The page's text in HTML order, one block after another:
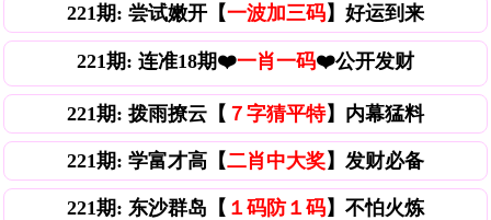
221期: 尝试嫩开【一波加三码】好运到来
221期: 连准18期❤️一肖一码❤️公开发财
221期: 拨雨撩云【 ７字猜平特】内幕猛料
221期: 学富才高【二肖中大奖】发财必备
221期: 东沙群岛【 １码防１码】不怕火炼